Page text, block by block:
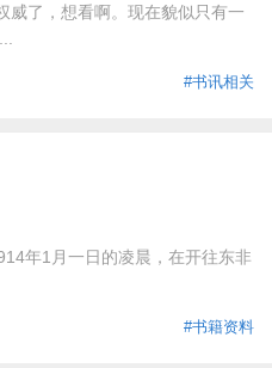
威了，想看啊。现在貌似只有一
#书讯相关
年1月一日的凌晨，在开往东非
#书籍资料